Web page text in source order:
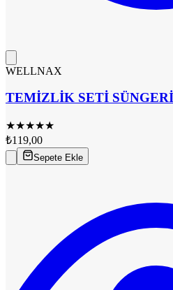
WELLNAX
TEMİZLİK SETİ
★★★★★
₺119,00
Sepete Ekle